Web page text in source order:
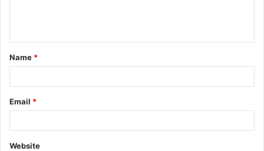
Name *
Email *
Website